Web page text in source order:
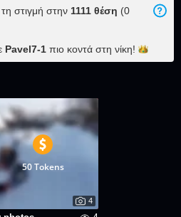
στιγμή στην 1111 θέση (0
Pavel7-1 πιο κοντά στη νίκη!
50 Tokens
4